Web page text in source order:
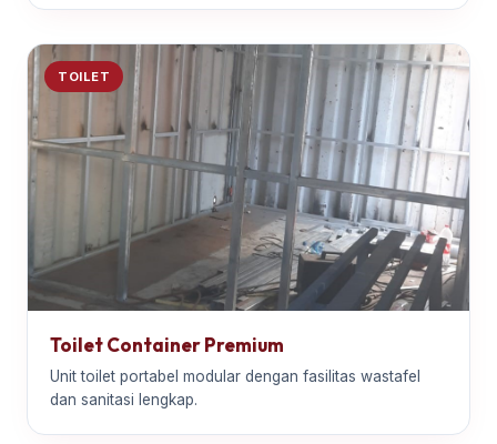
TOILET
Toilet Container Premium
Unit toilet portabel modular dengan fasilitas wastafel
dan sanitasi lengkap.